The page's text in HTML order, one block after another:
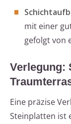
mit einer
gefolgt von
Verlegung:
Eine präzise
Steinplatten ist